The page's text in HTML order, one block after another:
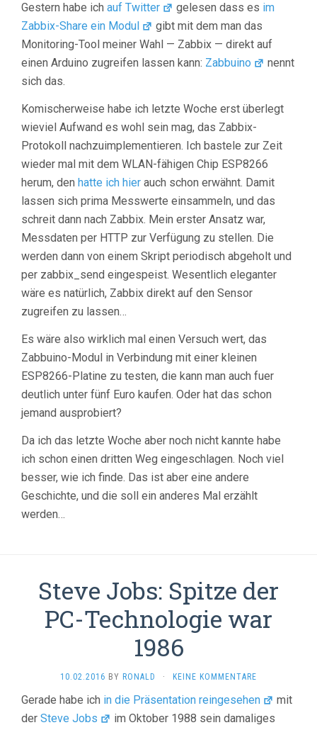
Gestern habe ich auf Twitter gelesen dass es im
Zabbix-Share ein Modul
gibt mit dem man das
Monitoring-Tool meiner Wahl — Zabbix — direkt auf
einen Arduino zugreifen lassen kann: Zabbuino
nennt
sich das.
Komischerweise habe ich letzte Woche erst überlegt
wieviel Aufwand es wohl sein mag, das Zabbix-
Protokoll nachzuimplementieren. Ich bastele zur Zeit
wieder mal mit dem WLAN-fähigen Chip ESP8266
herum, den hatte ich hier auch schon erwähnt. Damit
lassen sich prima Messwerte einsammeln, und das
schreit dann nach Zabbix. Mein erster Ansatz war,
Messdaten per HTTP zur Verfügung zu stellen. Die
werden dann von einem Skript periodisch abgeholt und
per zabbix_send eingespeist. Wesentlich eleganter
wäre es natürlich, Zabbix direkt auf den Sensor
zugreifen zu lassen…
Es wäre also wirklich mal einen Versuch wert, das
Zabbuino-Modul in Verbindung mit einer kleinen
ESP8266-Platine zu testen, die kann man auch fuer
deutlich unter fünf Euro kaufen. Oder hat das schon
jemand ausprobiert?
Da ich das letzte Woche aber noch nicht kannte habe
ich schon einen dritten Weg eingeschlagen. Noch viel
besser, wie ich finde. Das ist aber eine andere
Geschichte, und die soll ein anderes Mal erzählt
werden…
Steve Jobs: Spitze der
PC-Technologie war
1986
10.02.2016 BY RONALD · KEINE KOMMENTARE
Gerade habe ich in die Präsentation reingesehen
mit
der Steve Jobs im Oktober 1988 sein damaliges